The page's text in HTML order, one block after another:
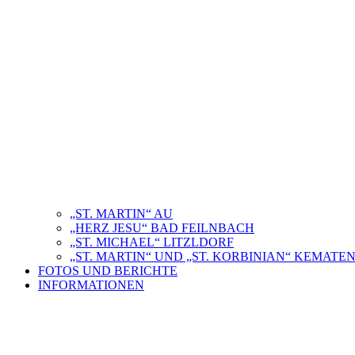
„ST. MARTIN“ AU
„HERZ JESU“ BAD FEILNBACH
„ST. MICHAEL“ LITZLDORF
„ST. MARTIN“ UND „ST. KORBINIAN“
FOTOS UND BERICHTE
INFORMATIONEN